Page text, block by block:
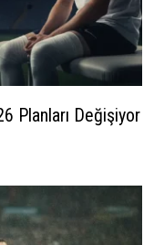
Planları Değişiyor